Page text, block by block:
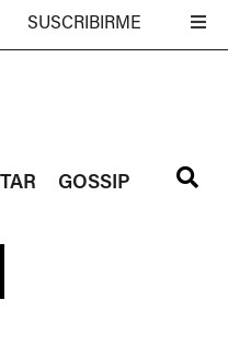
SUSCRIBIRME
GOSSIP